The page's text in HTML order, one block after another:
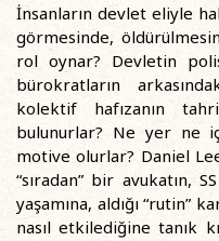
İnsanların devlet eliyle
görmesinde,
rol oynar? Devletin
bürokratların
kolektif hafızanın
bulunurlar? Ne yer ne
motive olurlar? Daniel
“sıradan” bir avukatın,
yaşamına, aldığı “rutin”
nasıl etkilediğine tanık